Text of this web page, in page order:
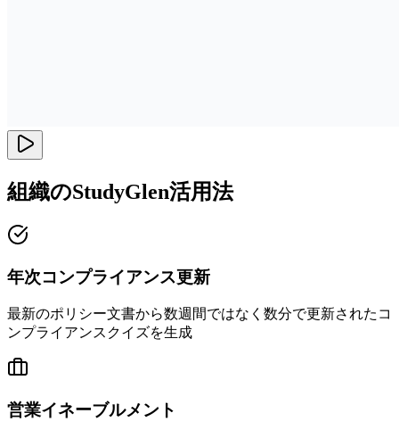
組織のStudyGlen活用法
年次コンプライアンス更新
最新のポリシー文書から数週間ではなく数分で更新されたコ
ンプライアンスクイズを生成
営業イネーブルメント